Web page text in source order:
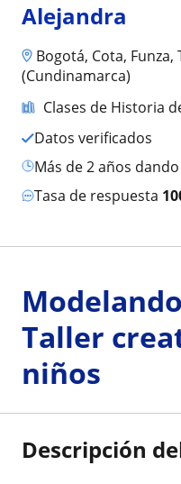
Alejandra
Bogotá, Cota,
(Cundinamarca)
Clases de Historia
Datos verificados
más de 2 años
Tasa de respuesta
Taller
niños
Descripción